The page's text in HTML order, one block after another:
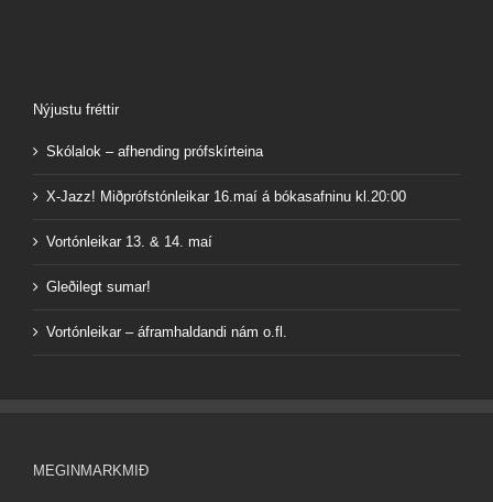
Nýjustu fréttir
Skólalok – afhending prófskírteina
X-Jazz! Miðprófstónleikar 16.maí á bókasafninu kl.20:00
Vortónleikar 13. & 14. maí
Gleðilegt sumar!
Vortónleikar – áframhaldandi nám o.fl.
MEGINMARKMIÐ